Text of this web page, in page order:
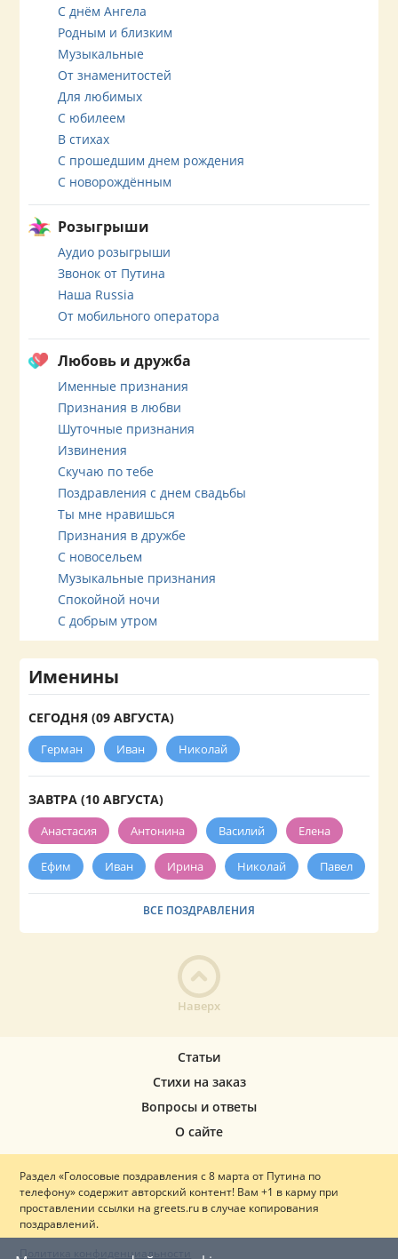
С днём Ангела
Родным и близким
Музыкальные
От знаменитостей
Для любимых
С юбилеем
В стихах
С прошедшим днем рождения
С новорождённым
Розыгрыши
Аудио розыгрыши
Звонок от Путина
Наша Russia
От мобильного оператора
Любовь и дружба
Именные признания
Признания в любви
Шуточные признания
Извинения
Скучаю по тебе
Поздравления с днем свадьбы
Ты мне нравишься
Признания в дружбе
С новосельем
Музыкальные признания
Спокойной ночи
С добрым утром
Именины
СЕГОДНЯ (09 АВГУСТА)
Герман Иван Николай
ЗАВТРА (10 АВГУСТА)
Анастасия Антонина Василий Елена
Ефим Иван Ирина Николай Павел
ВСЕ ПОЗДРАВЛЕНИЯ
Наверх
Статьи
Стихи на заказ
Вопросы и ответы
О сайте
Раздел «Голосовые поздравления с 8 марта от Путина по
телефону» содержит авторский контент! Вам +1 в карму при
проставлении ссылки на greets.ru в случае копирования
поздравлений.
Политика конфиденциальности